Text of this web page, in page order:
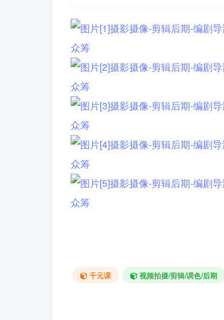
千元课 视频拍摄/剪辑/调色/后期